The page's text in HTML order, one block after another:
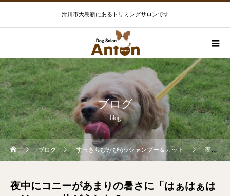
滑川市大島新にあるトリミングサロンです
ブログ
blog
ブログ すっきりぴかぴか♪シャンプー＆カット 夜中にコニーがあまりの暑さに「はぁはぁはぁはぁ」一体どうした？
夜中にコニーがあまりの暑さに「はぁはぁは